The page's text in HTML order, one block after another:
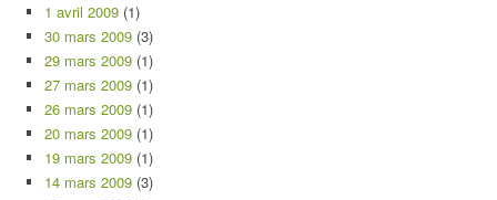
1 avril 2009 (1)
30 mars 2009 (3)
29 mars 2009 (1)
27 mars 2009 (1)
26 mars 2009 (1)
20 mars 2009 (1)
19 mars 2009 (1)
14 mars 2009 (3)